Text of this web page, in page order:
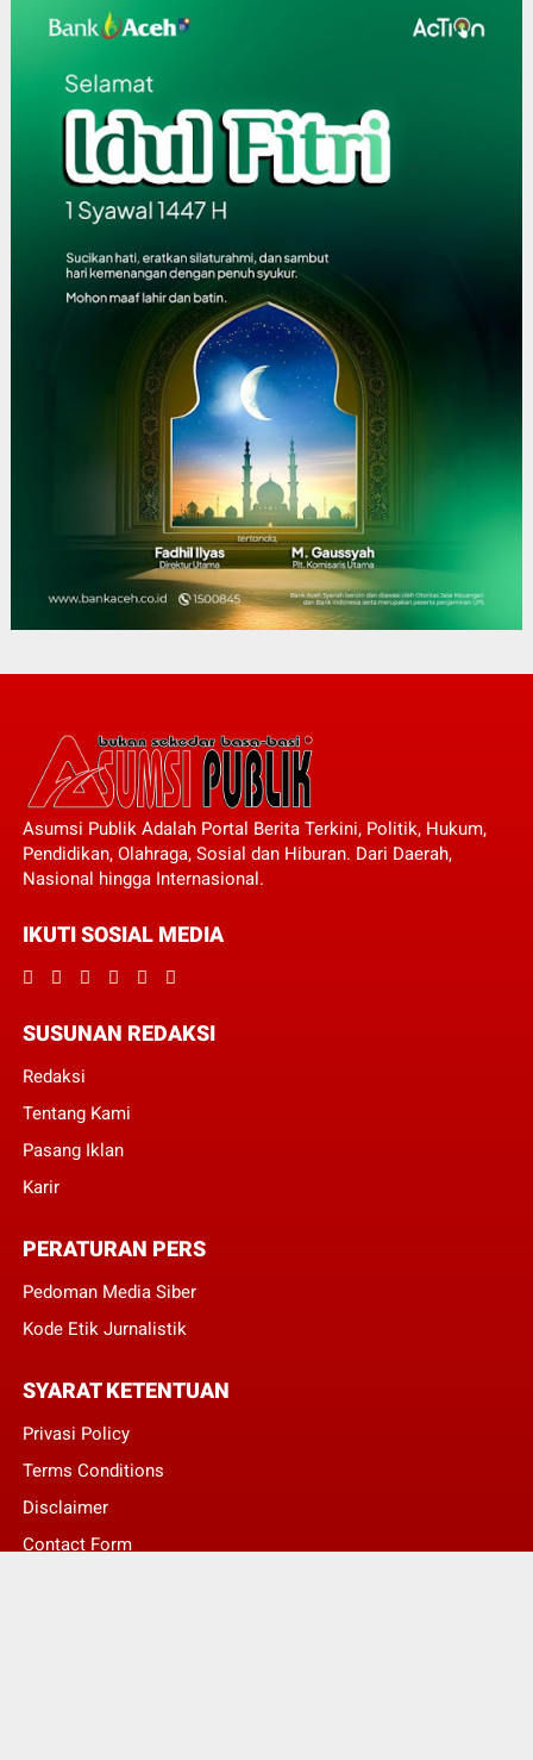
Asumsi Publik Adalah Portal Berita Terkini, Politik, Hukum,
Pendidikan, Olahraga, Sosial dan Hiburan. Dari Daerah,
Nasional hingga Internasional.
IKUTI SOSIAL MEDIA
SUSUNAN REDAKSI
Redaksi
Tentang Kami
Pasang Iklan
Karir
PERATURAN PERS
Pedoman Media Siber
Kode Etik Jurnalistik
SYARAT KETENTUAN
Privasi Policy
Terms Conditions
Disclaimer
Contact Form